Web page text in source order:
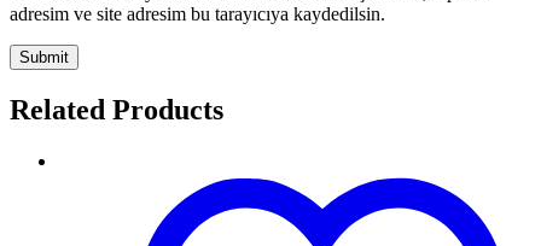
adresim ve site adresim bu tarayıcıya kaydedilsin.
Related Products